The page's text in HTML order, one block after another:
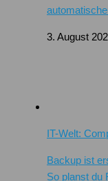
3. August
IT-Welt:
Backup ist
So planst du